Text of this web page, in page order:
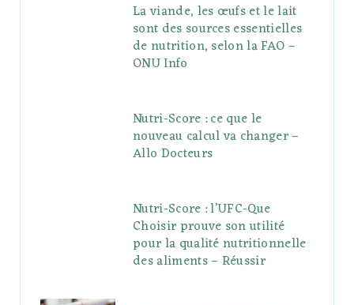
La viande, les œufs et le lait
sont des sources essentielles
de nutrition, selon la FAO –
ONU Info
Nutri-Score : ce que le
nouveau calcul va changer –
Allo Docteurs
Nutri-Score : l’UFC-Que
Choisir prouve son utilité
pour la qualité nutritionnelle
des aliments – Réussir